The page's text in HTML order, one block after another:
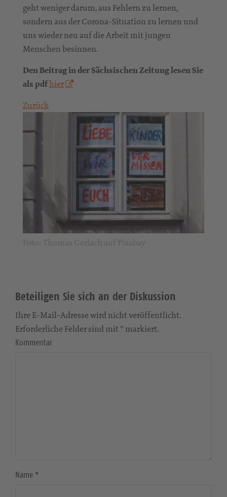
geht weniger darum, aus Fehlern zu lernen,
sondern aus der Corona-Situation zu lernen und
uns wieder neu auf die Arbeit mit jungen
Menschen besinnen.
Den Beitrag in der Sächsischen Zeitung lesen Sie
als pdfhier
Zurück
Beteiligen Sie sich an der Diskussion
Ihre E-Mail-Adresse wird nicht veröffentlicht.
Erforderliche Felder sind mit * markiert.
Kommentar
Name *